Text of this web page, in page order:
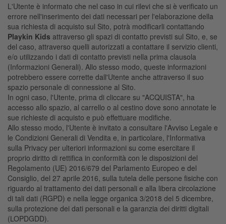
L'Utente è informato che nel caso in cui rilevi che si è verificato un
errore nell'inserimento dei dati necessari per l'elaborazione della
sua richiesta di acquisto sul Sito, potrà modificarli contattando
Playkin Kids attraverso gli spazi di contatto previsti sul Sito, e, se
del caso, attraverso quelli autorizzati a contattare il servizio clienti,
e/o utilizzando i dati di contatto previsti nella prima clausola
(Informazioni Generali). Allo stesso modo, queste informazioni
potrebbero essere corrette dall'Utente anche attraverso il suo
spazio personale di connessione al Sito.
In ogni caso, l'Utente, prima di cliccare su "ACQUISTA", ha
accesso allo spazio, al carrello o al cestino dove sono annotate le
sue richieste di acquisto e può effettuare modifiche.
Allo stesso modo, l'Utente è invitato a consultare l'Avviso Legale e
le Condizioni Generali di Vendita e, in particolare, l'Informativa
sulla Privacy per ulteriori informazioni su come esercitare il
proprio diritto di rettifica in conformità con le disposizioni del
Regolamento (UE) 2016/679 del Parlamento Europeo e del
Consiglio, del 27 aprile 2016, sulla tutela delle persone fisiche con
riguardo al trattamento dei dati personali e alla libera circolazione
di tali dati (RGPD) e nella legge organica 3/2018 del 5 dicembre,
sulla protezione dei dati personali e la garanzia dei diritti digitali
(LOPDGDD).